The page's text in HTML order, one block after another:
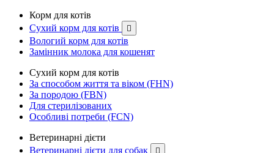
Корм для котів
Сухий корм для котів

Вологий корм для котів
Замінник молока для кошенят
Сухий корм для котів
За способом життя та віком (FHN)
За породою (FBN)
Для стерилізованих
Особливі потреби (FCN)
Ветеринарні дієти
Ветеринарні дієти для собак
